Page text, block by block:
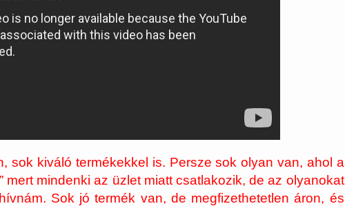
sok kiváló termékekkel is. Persze sok olyan van, ahol a
mert mindenki az üzlet miatt csatlakozik, de az olyanokat
Sok jó termék van, de megfizethetetlen áron, és